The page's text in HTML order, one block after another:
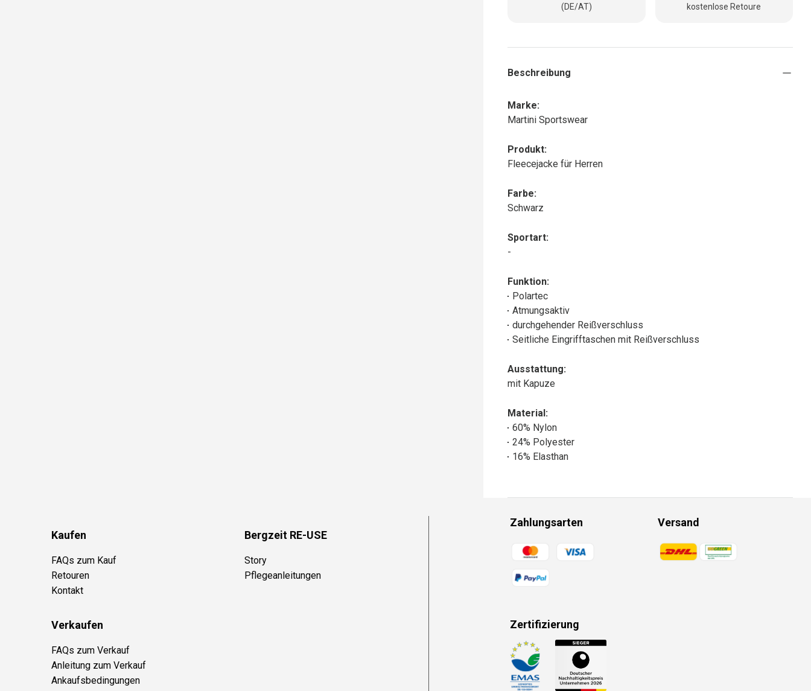
(DE/AT)
kostenlose Retoure
Beschreibung
Marke:
Martini Sportswear
Produkt:
Fleecejacke für Herren
Farbe:
Schwarz
Sportart:
-
Funktion:
Polartec
Atmungsaktiv
durchgehender Reißverschluss
Seitliche Eingrifftaschen mit Reißverschluss
Ausstattung:
mit Kapuze
Material:
60% Nylon
24% Polyester
16% Elasthan
Kaufen
FAQs zum Kauf
Retouren
Kontakt
Bergzeit RE-USE
Story
Pflegeanleitungen
Verkaufen
FAQs zum Verkauf
Anleitung zum Verkauf
Ankaufsbedingungen
Zahlungsarten
Zahlungsmethoden
Versand
Zahlungsmethoden
Zertifizierung
Zahlungsmethoden